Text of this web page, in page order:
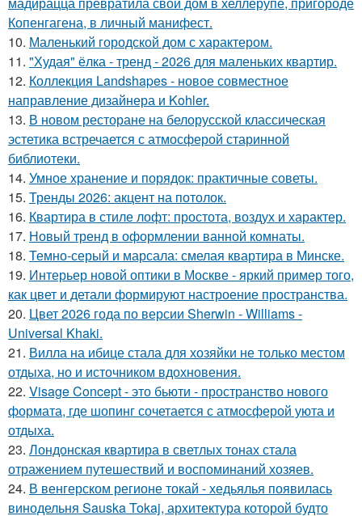
Копенгагена, в личный манифест.
10. Маленький городской дом с характером.
11. "Худая" ёлка - тренд - 2026 для маленьких квартир.
12. Коллекция Landshapes - новое совместное
направление дизайнера и Kohler.
13. В новом ресторане на белорусской классическая
эстетика встречается с атмосферой старинной
библиотеки.
14. Умное хранение и порядок: практичные советы.
15. Тренды 2026: акцент на потолок.
16. Квартира в стиле лофт: простота, воздух и характер.
17. Новый тренд в оформлении ванной комнаты.
18. Темно-серый и марсала: смелая квартира в Минске.
19. Интерьер новой оптики в Москве - яркий пример того,
как цвет и детали формируют настроение пространства.
20. Цвет 2026 года по версии Sherwin - Williams -
Universal Khaki.
21. Вилла на ибице стала для хозяйки не только местом
отдыха, но и источником вдохновения.
22. Visage Concept - это бьюти - пространство нового
формата, где шопинг сочетается с атмосферой уюта и
отдыха.
23. Лондонская квартира в светлых тонах стала
отражением путешествий и воспоминаний хозяев.
24. В венгерском регионе токай - хедьялья появилась
винодельня Sauska Tokaj, архитектура которой будто